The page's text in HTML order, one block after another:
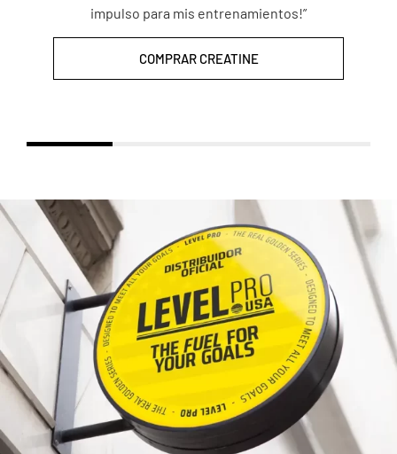
impulso para mis entrenamientos!”
COMPRAR CREATINE